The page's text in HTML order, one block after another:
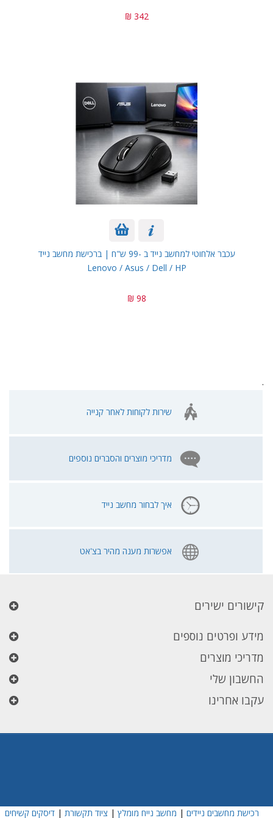
342 ₪
עכבר אלחוטי למחשב נייד ב -99 ש"ח | ברכישת מחשב נייד
Lenovo / Asus / Dell / HP
98 ₪
.
שירות לקוחות לאחר קנייה
מדריכי מוצרים והסברים נוספים
איך לבחור מחשב נייד
אפשרות מענה מהיר בצ'אט
קישורים ישירים
מידע ופרטים נוספים
מדריכי מוצרים
החשבון שלי
עקבו אחרינו
רכישת מחשבים ניידים | מחשב נייח מומלץ | ציוד תקשורת |דיסקים קשיחים